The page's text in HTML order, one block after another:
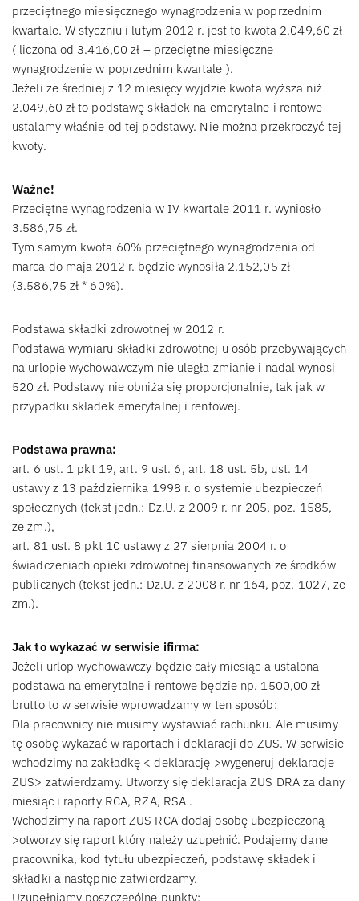
przeciętnego miesięcznego wynagrodzenia w poprzednim
kwartale. W styczniu i lutym 2012 r. jest to kwota 2.049,60 zł
( liczona od 3.416,00 zł – przeciętne miesięczne
wynagrodzenie w poprzednim kwartale ).
Jeżeli ze średniej z 12 miesięcy wyjdzie kwota wyższa niż
2.049,60 zł to podstawę składek na emerytalne i rentowe
ustalamy właśnie od tej podstawy. Nie można przekroczyć tej
kwoty.
Ważne!
Przeciętne wynagrodzenia w IV kwartale 2011 r. wyniosło
3.586,75 zł.
Tym samym kwota 60% przeciętnego wynagrodzenia od
marca do maja 2012 r. będzie wynosiła 2.152,05 zł
(3.586,75 zł * 60%).
Podstawa składki zdrowotnej w 2012 r.
Podstawa wymiaru składki zdrowotnej u osób przebywających
na urlopie wychowawczym nie uległa zmianie i nadal wynosi
520 zł. Podstawy nie obniża się proporcjonalnie, tak jak w
przypadku składek emerytalnej i rentowej.
Podstawa prawna:
art. 6 ust. 1 pkt 19, art. 9 ust. 6, art. 18 ust. 5b, ust. 14
ustawy z 13 października 1998 r. o systemie ubezpieczeń
społecznych (tekst jedn.: Dz.U. z 2009 r. nr 205, poz. 1585,
ze zm.),
art. 81 ust. 8 pkt 10 ustawy z 27 sierpnia 2004 r. o
świadczeniach opieki zdrowotnej finansowanych ze środków
publicznych (tekst jedn.: Dz.U. z 2008 r. nr 164, poz. 1027, ze
zm.).
Jak to wykazać w serwisie ifirma:
Jeżeli urlop wychowawczy będzie cały miesiąc a ustalona
podstawa na emerytalne i rentowe będzie np. 1500,00 zł
brutto to w serwisie wprowadzamy w ten sposób:
Dla pracownicy nie musimy wystawiać rachunku. Ale musimy
tę osobę wykazać w raportach i deklaracji do ZUS. W serwisie
wchodzimy na zakładkę < deklarację >wygeneruj deklaracje
ZUS> zatwierdzamy. Utworzy się deklaracja ZUS DRA za dany
miesiąc i raporty RCA, RZA, RSA .
Wchodzimy na raport ZUS RCA dodaj osobę ubezpieczoną
>otworzy się raport który należy uzupełnić. Podajemy dane
pracownika, kod tytułu ubezpieczeń, podstawę składek i
składki a następnie zatwierdzamy.
Uzupełniamy poszczególne punkty: